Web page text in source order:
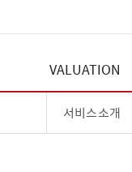
VALUATION
서비스 소개